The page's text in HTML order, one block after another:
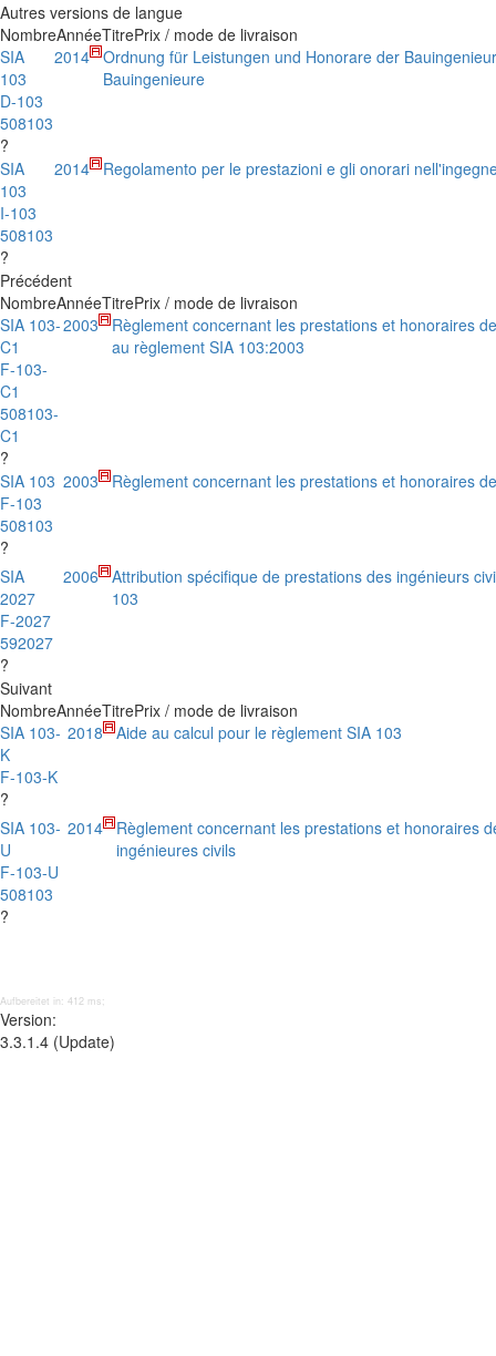
Autres versions de langue
NombreAnnéeTitrePrix / mode de livraison
SIA
103
D-103
508103
?
2014 Ordnung für Leistungen und Honorare der
Bauingenieure
SIA
103
I-103
508103
?
2014 Regolamento per le prestazioni e gli onorari
Précédent
NombreAnnéeTitrePrix / mode de livraison
SIA 103-
C1
F-103-
C1
508103-
C1
?
2003
Règlement concernant les prestations et honoraires
au règlement SIA 103:2003
SIA 103
F-103
508103
?
2003 Règlement concernant les prestations et honoraires
SIA
2027
F-2027
592027
?
2006
Attribution spécifique de prestations des ingénieurs
103
Suivant
NombreAnnéeTitrePrix / mode de livraison
SIA 103-
K
F-103-K
?
2018 Aide au calcul pour le règlement SIA 103
SIA 103-
U
F-103-U
508103
?
2014
Règlement concernant les prestations et honoraires
ingénieures civils
Aufbereitet in: 412 ms;
Version:
3.3.1.4 (Update)